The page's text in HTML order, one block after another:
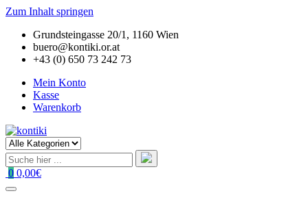
Zum Inhalt springen
Grundsteingasse 20/1, 1160 Wien
buero@kontiki.or.at
+43 (0) 650 73 242 73
Mein Konto
Kasse
Warenkorb
0 0,00€